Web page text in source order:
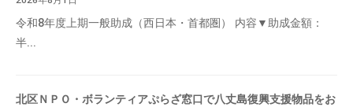
令和8年度上期一般助成（西日本・首都圏） 内容▼助成金額：
半...
北区ＮＰＯ・ボランティアぷらざ窓口で八丈島復興支援物品をお